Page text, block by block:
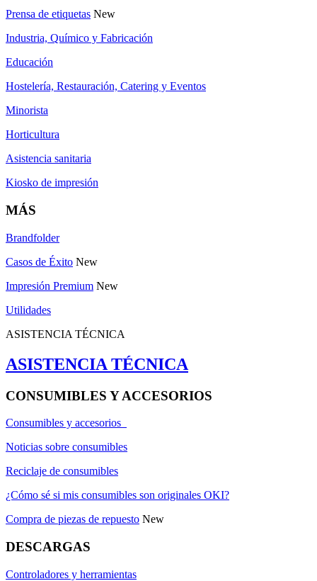
Prensa de etiquetas New
Industria, Químico y Fabricación
Educación
Hostelería, Restauración, Catering y Eventos
Minorista
Horticultura
Asistencia sanitaria
Kiosko de impresión
MÁS
Brandfolder
Casos de Éxito New
Impresión Premium New
Utilidades
ASISTENCIA TÉCNICA
ASISTENCIA TÉCNICA
CONSUMIBLES Y ACCESORIOS
Consumibles y accesorios
Noticias sobre consumibles
Reciclaje de consumibles
¿Cómo sé si mis consumibles son originales OKI?
Compra de piezas de repuesto New
DESCARGAS
Controladores y herramientas